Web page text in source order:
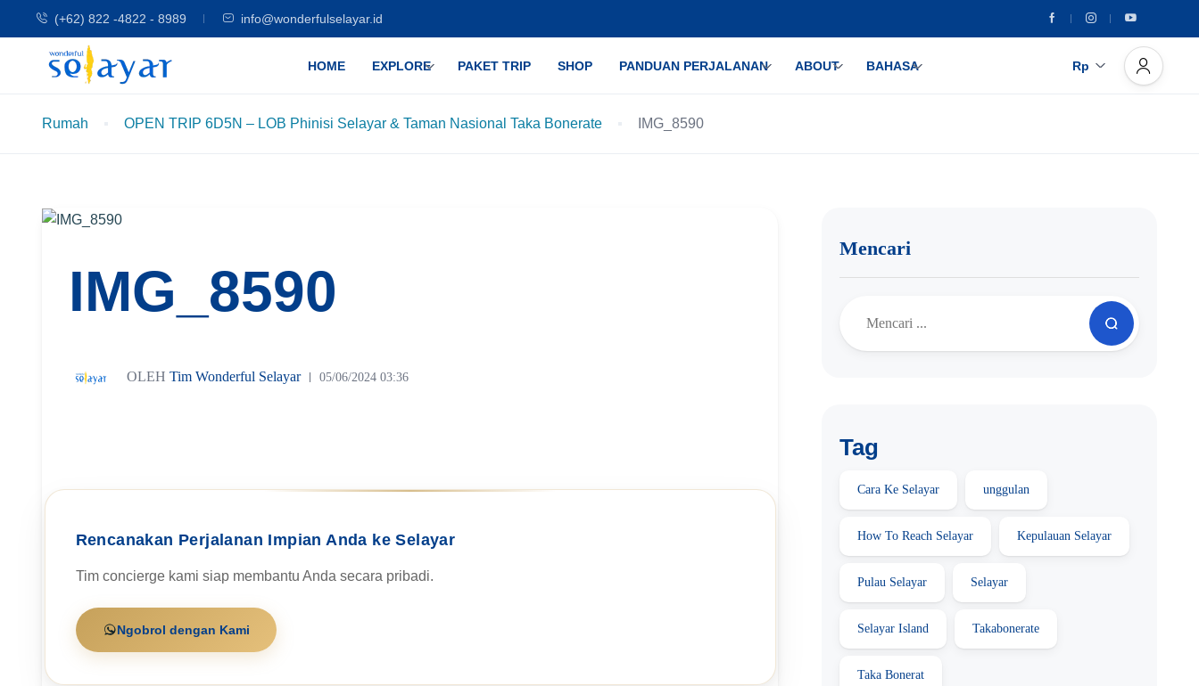
(+62) 822 -4822 - 8989 info@wonderfulselayar.id
HOME EXPLORE PAKET TRIP SHOP PANDUAN PERJALANAN ABOUT BAHASA Rp
Rumah OPEN TRIP 6D5N – LOB Phinisi Selayar & Taman Nasional Taka Bonerate IMG_8590
IMG_8590
OLEH Tim Wonderful Selayar 05/06/2024 03:36
Rencanakan Perjalanan Impian Anda ke Selayar
Tim concierge kami siap membantu Anda secara pribadi.
Ngobrol dengan Kami
Mencari
Tag
Cara Ke Selayar unggulan
How To Reach Selayar Kepulauan Selayar
Pulau Selayar Selayar
Selayar Island Takabonerate
Taka Bonerat